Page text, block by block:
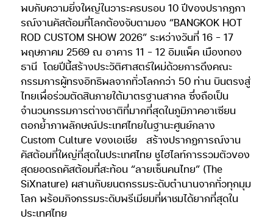
พบกับความยิ่งใหญ่ในวาระครบรอบ 10 ปีของปรากฏกา
รณ์งานคัสต้อมที่โลกต้องจับตามอง “BANGKOK HOT
ROD CUSTOM SHOW 2026” ระหว่างวันที่ 16 – 17
พฤษภาคม 2569 ณ อาคาร 11 – 12 อิมแพ็ค เมืองทอง
ธานี โดยปีนี้สร้างประวัติศาสตร์ใหม่ด้วยการดึงคณะ
กรรมการผู้ทรงอิทธิพลจากทั่วโลกกว่า 50 ท่าน บินตรงสู่
ไทยเพื่อร่วมตัดสินภายใต้มาตรฐานสากล ซึ่งถือเป็น
จำนวนกรรมการต่างชาติที่มากที่สุดในภูมิภาคอาเซียน
ตอกย้ำภาพลักษณ์ประเทศไทยในฐานะศูนย์กลาง
Custom Culture ของเอเชีย สร้างปรากฏการณ์งาน
คัสต้อมที่ใหญ่ที่สุดในประเทศไทย ชูไฮไลท์การรวมตัวของ
สุดยอดรถคัสต้อมที่สะท้อน “ลายเซ็นคนไทย” (The
SiXnature) ผสานกับยนตกรรมระดับตำนานจากทั่วทุกมุม
โลก พร้อมกิจกรรมระดับพรีเมียมที่หาชมได้ยากที่สุดใน
ประเทศไทย